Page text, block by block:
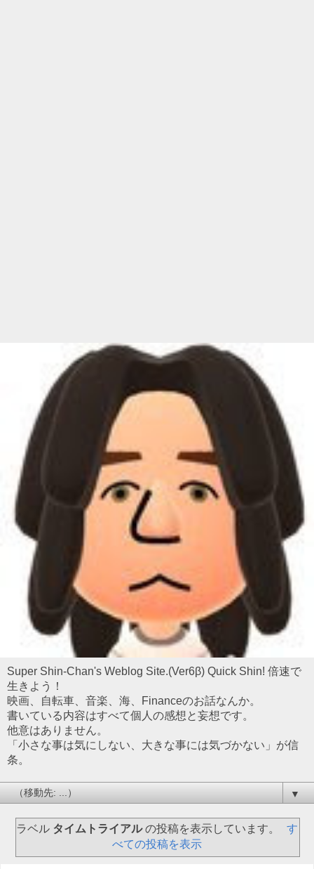
Super Shin-Chan's Weblog Site.(Ver6β) Quick Shin! 倍速で
生きよう！
映画、自転車、音楽、海、Financeのお話なんか。
書いている内容はすべて個人の感想と妄想です。
他意はありません。
「小さな事は気にしない、大きな事には気づかない」が信
条。
▼
ラベル タイムトライアルの投稿を表示しています。
す
べての投稿を表示